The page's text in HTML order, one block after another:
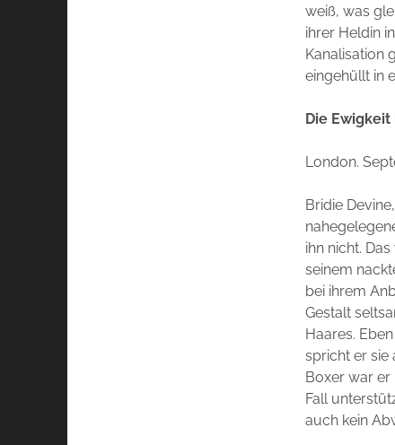
weiß, was
ihrer Heldin
Kanalisation
eingehüllt in
Die
London.
Bridie
ihn nicht.
seinem
bei ihrem
Gestalt
Haares.
spricht er sie
Boxer war er
Fall
auch kein